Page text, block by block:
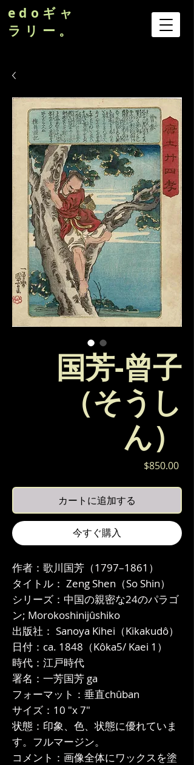
edoギャ
ラリー。
国芳-曾子
（そうし
ん）
$850.00価
カートに追加する
今すぐ購入
作者：歌川国芳（1797–1861）
タイトル： Zeng Shen（So Shin）
シリーズ：中国の親密な24のパラゴ
ン; Morokoshinijûshiko
出版社： Sanoya Kihei（Kikakudô）
日付：ca. 1848（Kôka5/ Kaei 1）
時代：江戸時代
署名：一芳国芳 ga
フォーマット：垂直chûban
サイズ：10 "x 7"
状態：印象、色、状態に優れていま
す。フルマージン。
コメント：画像全体にワックスを塗